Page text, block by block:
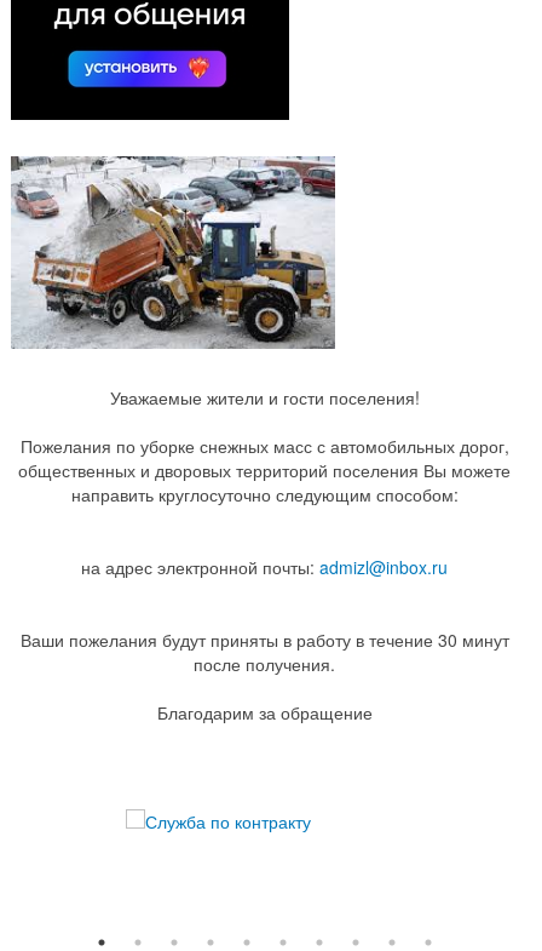
Уважаемые жители и гости поселения!
Пожелания по уборке снежных масс с автомобильных дорог,
общественных и дворовых территорий поселения Вы можете
направить круглосуточно следующим способом:
на адрес электронной почты: admizl@inbox.ru
Ваши пожелания будут приняты в работу в течение 30 минут
после получения.
Благодарим за обращение